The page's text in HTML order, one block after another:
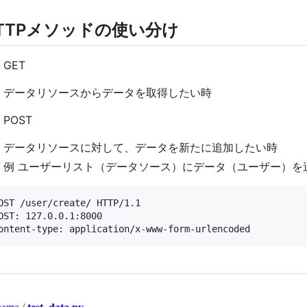
メソッドの使い分け
GET
データリソースからデータを取得したい時
POST
データリソースに対して、データを新たに追加したい時
例 ユーザーリスト（データソース）にデータ（ユーザー）を
/user/create/ HTTP/1.1
127.0.0.1:8000